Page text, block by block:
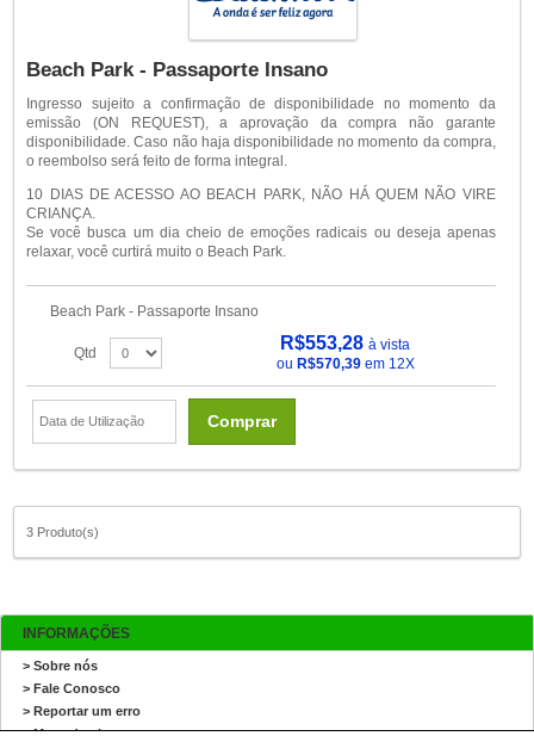
Beach Park - Passaporte Insano
Ingresso sujeito a confirmação de disponibilidade no momento da
emissão (ON REQUEST), a aprovação da compra não garante
disponibilidade. Caso não haja disponibilidade no momento da compra,
o reembolso será feito de forma integral.
10 DIAS DE ACESSO AO BEACH PARK, NÃO HÁ QUEM NÃO VIRE
CRIANÇA.
Se você busca um dia cheio de emoções radicais ou deseja apenas
relaxar, você curtirá muito o Beach Park.
Beach Park - Passaporte Insano
Qtd R$553,28à vista
ou R$570,39em 12X
Comprar
3 Produto(s)
INFORMAÇÕES
> Sobre nós
> Fale Conosco
> Reportar um erro